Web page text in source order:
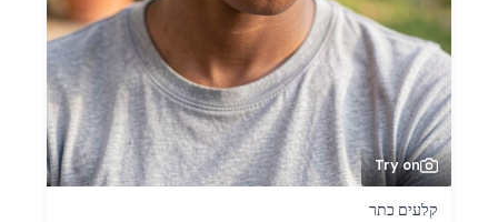
Try on
קלעים כתר